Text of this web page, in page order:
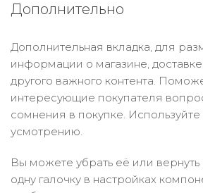
Дополнительно
Дополнительная вкладка, для
информации о магазине,
другого важного контента.
интересующие покупателя
сомнения в покупке.
усмотрению.
Вы можете убрать её или
одну галочку в настройках